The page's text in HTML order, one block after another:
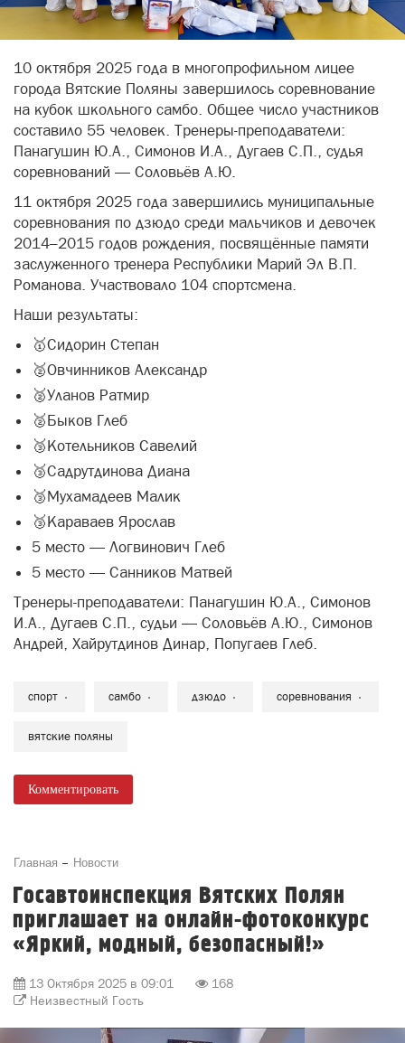
10 октября 2025 года в многопрофильном лицее
города Вятские Поляны завершилось соревнование
на кубок школьного самбо. Общее число участников
составило 55 человек. Тренеры-преподаватели:
Панагушин Ю.А., Симонов И.А., Дугаев С.П., судья
соревнований — Соловьёв А.Ю.
11 октября 2025 года завершились муниципальные
соревнования по дзюдо среди мальчиков и девочек
2014–2015 годов рождения, посвящённые памяти
заслуженного тренера Республики Марий Эл В.П.
Романова. Участвовало 104 спортсмена.
Наши результаты:
🥇Сидорин Степан
🥈Овчинников Александр
🥈Уланов Ратмир
🥈Быков Глеб
🥉Котельников Савелий
🥉Садрутдинова Диана
🥉Мухамадеев Малик
🥉Караваев Ярослав
5 место — Логвинович Глеб
5 место — Санников Матвей
Тренеры-преподаватели: Панагушин Ю.А., Симонов
И.А., Дугаев С.П., судьи — Соловьёв А.Ю., Симонов
Андрей, Хайрутдинов Динар, Попугаев Глеб.
спорт самбо дзюдо соревнования
вятские поляны
Комментировать
Главная Новости
Госавтоинспекция Вятских Полян
приглашает на онлайн-фотоконкурс
«Яркий, модный, безопасный!»
13 Октября 2025 в 09:01
168
Неизвестный Гость